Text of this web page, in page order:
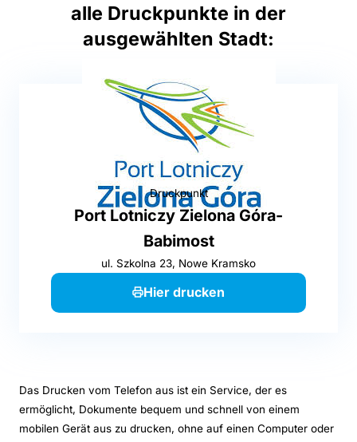
alle Druckpunkte in der
ausgewählten Stadt:
Druckpunkt
Port Lotniczy Zielona Góra-
Babimost
ul. Szkolna 23, Nowe Kramsko
Hier drucken
Das Drucken vom Telefon aus ist ein Service, der es
ermöglicht, Dokumente bequem und schnell von einem
mobilen Gerät aus zu drucken, ohne auf einen Computer oder